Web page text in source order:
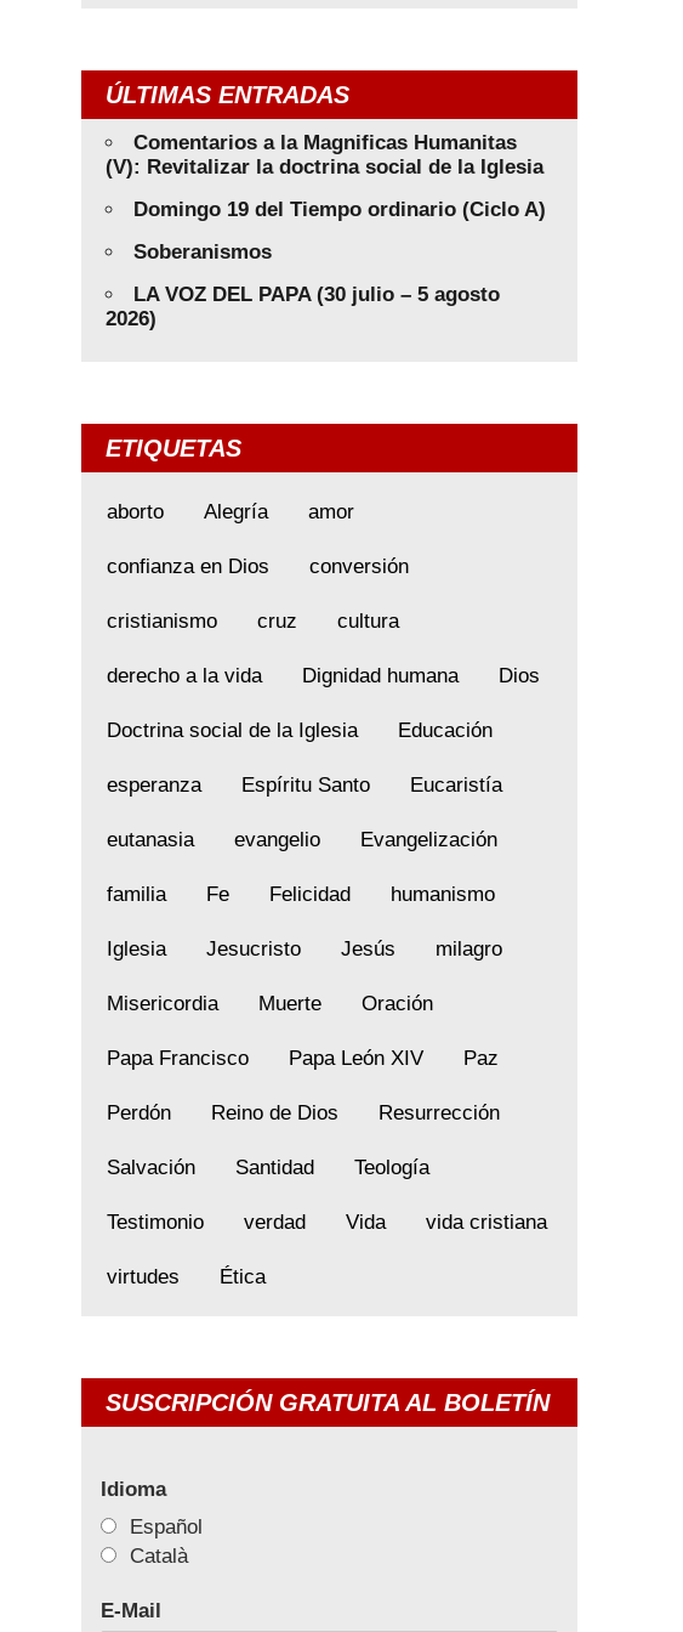
ÚLTIMAS ENTRADAS
Comentarios a la Magnificas Humanitas
(V): Revitalizar la doctrina social de la Iglesia
Domingo 19 del Tiempo ordinario (Ciclo A)
Soberanismos
LA VOZ DEL PAPA (30 julio – 5 agosto
2026)
ETIQUETAS
aborto Alegría amor
confianza en Dios conversión
cristianismo cruz cultura
derecho a la vida Dignidad humana Dios
Doctrina social de la Iglesia Educación
esperanza Espíritu Santo Eucaristía
eutanasia evangelio Evangelización
familia Fe Felicidad humanismo
Iglesia Jesucristo Jesús milagro
Misericordia Muerte Oración
Papa Francisco Papa León XIV Paz
Perdón Reino de Dios Resurrección
Salvación Santidad Teología
Testimonio verdad Vida vida cristiana
virtudes Ética
SUSCRIPCIÓN GRATUITA AL BOLETÍN
Idioma
Español
Català
E-Mail